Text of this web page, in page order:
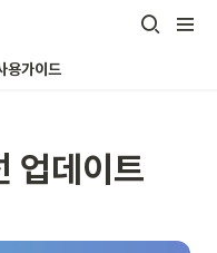
용가이드
업데이트